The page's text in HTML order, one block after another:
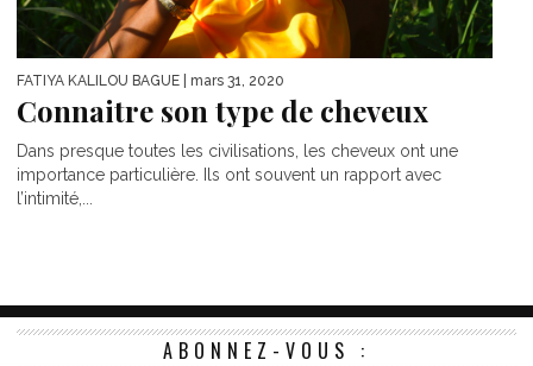
FATIYA KALILOU BAGUE | mars 31, 2020
Connaitre son type de cheveux
Dans presque toutes les civilisations, les cheveux ont une
importance particulière. Ils ont souvent un rapport avec
l’intimité,...
ABONNEZ-VOUS :